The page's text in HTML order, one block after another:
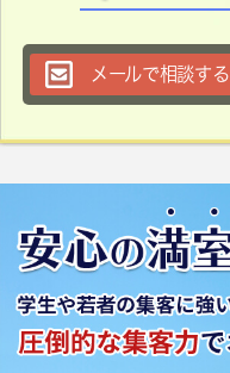
メールで相談する